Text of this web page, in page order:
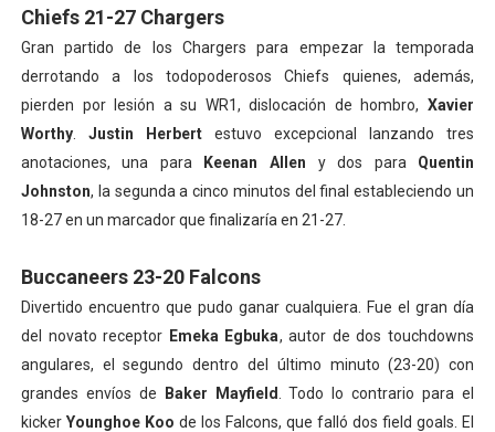
Chiefs 21-27 Chargers
Gran partido de los Chargers para empezar la temporada
derrotando a los todopoderosos Chiefs quienes, además,
pierden por lesión a su WR1, dislocación de hombro,Xavier
Worthy. Justin Herbertestuvo excepcional lanzando tres
anotaciones, una para
Keenan Allen y dos para Quentin
Johnston, la segunda a cinco minutos del final estableciendo un
18-27 en un marcador que finalizaría en 21-27.
Buccaneers 23-20 Falcons
Divertido encuentro que pudo ganar cualquiera. Fue el gran día
del novato receptor Emeka Egbuka, autor de dos touchdowns
angulares, el segundo dentro del último minuto (23-20) con
grandes envíos de
Baker Mayfield
. Todo lo contrario para el
kicker Younghoe Koo de los Falcons, que falló dos field goals. El